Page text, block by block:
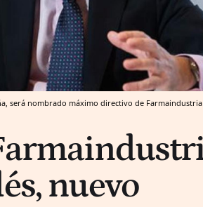
será nombrado máximo directivo de Farmaindustria
nuevo